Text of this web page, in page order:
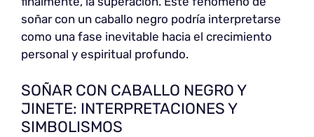
soñar con un caballo negro podría interpretarse
como una fase inevitable hacia el crecimiento
personal y espiritual profundo.
SOÑAR CON CABALLO NEGRO Y
JINETE: INTERPRETACIONES Y
SIMBOLISMOS